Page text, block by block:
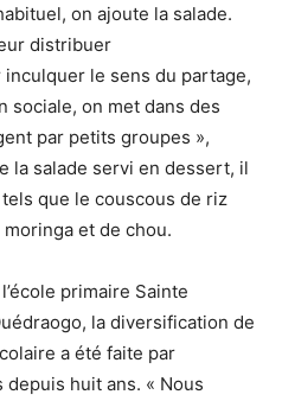
on ajoute la salade.
distribuer
le sens du partage,
sociale, on met dans des
par petits groupes »,
la salade servi en dessert, il
que le couscous de riz
et de chou.
primaire Sainte
la diversification de
a été faite par
depuis huit ans. « Nous